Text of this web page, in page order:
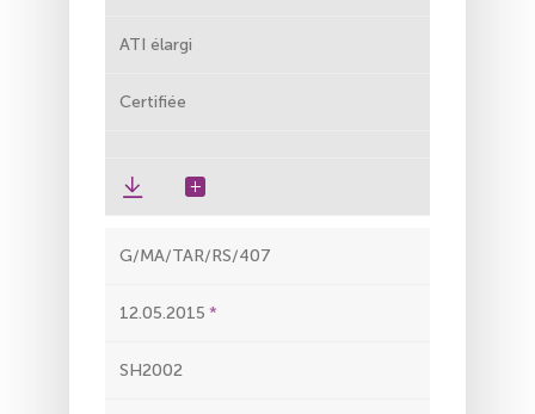
ATI élargi
Certifiée
G/MA/TAR/RS/407
12.05.2015
SH2002